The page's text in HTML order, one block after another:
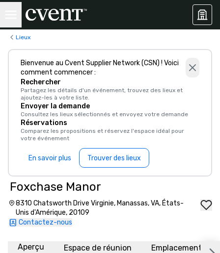
Lieux
Bienvenue au Cvent Supplier Network (CSN) ! Voici
comment commencer :
Rechercher
Partagez les détails d'un événement, trouvez des lieux et
ajoutez-les à votre liste.
Envoyer la demande
Consultez les lieux sélectionnés et envoyez votre demande
Réservations
Comparez les propositions et réservez l'espace idéal pour
votre événement
En savoir plus Trouver des lieux
Foxchase Manor
8310 Chatsworth Drive Virginie, Manassas, VA, États-
Unis d'Amérique, 20109
Contactez-nous
Aperçu Espace de réunion Emplacement